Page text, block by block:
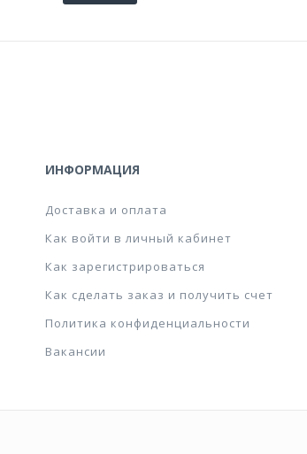
ИНФОРМАЦИЯ
Доставка и оплата
Как войти в личный кабинет
Как зарегистрироваться
Как сделать заказ и получить счет
Политика конфиденциальности
Вакансии